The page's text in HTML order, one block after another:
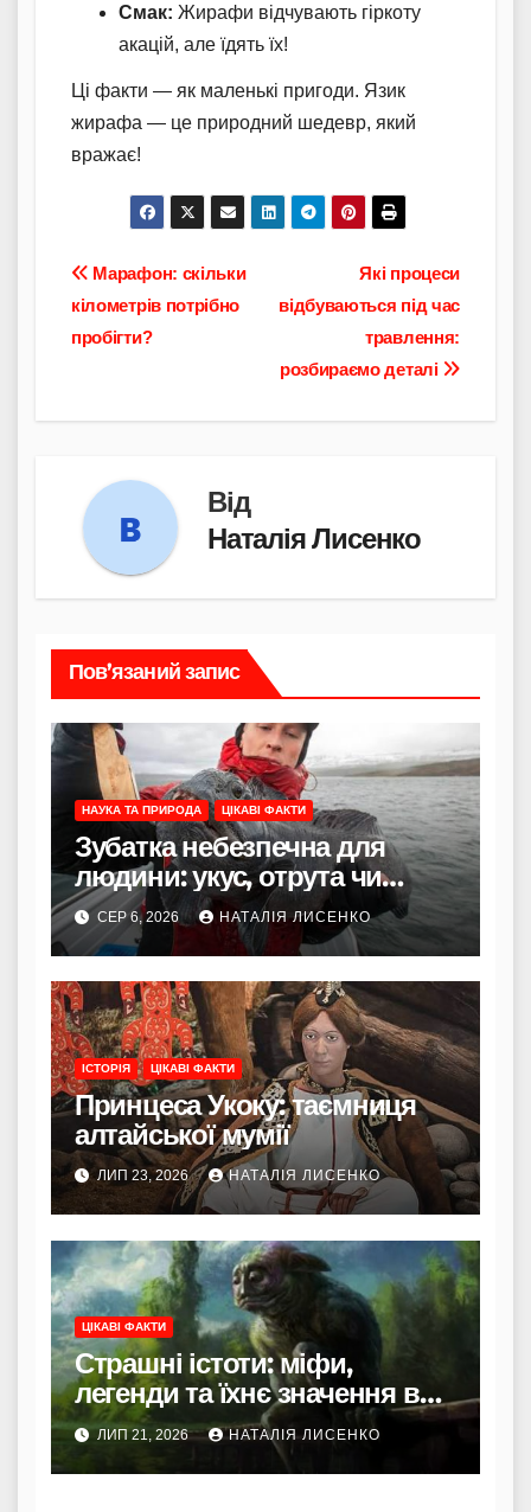
Смак: Жирафи відчувають гіркоту
акацій, але їдять їх!
Ці факти — як маленькі пригоди. Язик
жирафа — це природний шедевр, який
вражає!
Навігація
записів
Які процеси
відбуваються під час
травлення:
розбираємо деталі
Марафон: скільки
кілометрів потрібно
пробігти?
Від
Наталія Лисенко
Пов’язаний запис
НАУКА ТА ПРИРОДА ЦІКАВІ ФАКТИ
Зубатка небезпечна для
людини: укус, отрута чи
лише зовнішність
СЕР 6, 2026 НАТАЛІЯ ЛИСЕНКО
ІСТОРІЯ ЦІКАВІ ФАКТИ
Принцеса Укоку: таємниця
алтайської мумії
ЛИП 23, 2026 НАТАЛІЯ ЛИСЕНКО
ЦІКАВІ ФАКТИ
Страшні істоти: міфи,
легенди та їхнє значення в
культурі
ЛИП 21, 2026 НАТАЛІЯ ЛИСЕНКО